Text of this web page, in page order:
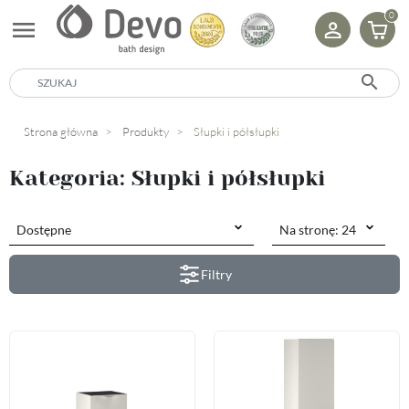
menu 0
search
Strona główna Produkty Słupki i półsłupki
Kategoria: Słupki i półsłupki
Filtry